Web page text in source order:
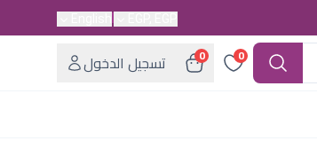
0
0
تسجيل الدخول